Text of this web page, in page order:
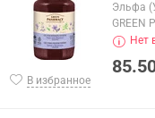
В избранное
Эльфа
GREEN
Нет